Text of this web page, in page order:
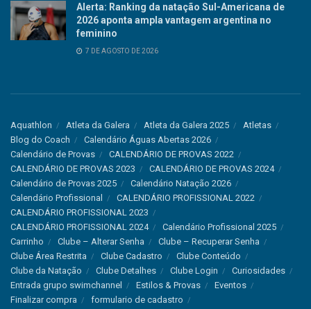
Alerta: Ranking da natação Sul-Americana de
2026 aponta ampla vantagem argentina no
feminino
7 DE AGOSTO DE 2026
Aquathlon Atleta da Galera Atleta da Galera 2025
Atletas
Blog do Coach
Calendário Águas Abertas 2026
Calendário de Provas
CALENDÁRIO DE PROVAS 2022
CALENDÁRIO DE PROVAS 2023
CALENDÁRIO DE PROVAS 2024
Calendário de Provas 2025
Calendário Natação 2026
Calendário Profissional
CALENDÁRIO PROFISSIONAL 2022
CALENDÁRIO PROFISSIONAL 2023
CALENDÁRIO PROFISSIONAL 2024
Calendário Profissional 2025
Carrinho
Clube – Alterar Senha
Clube – Recuperar Senha
Clube Área Restrita
Clube Cadastro
Clube Conteúdo
Clube da Natação
Clube Detalhes Clube Login
Curiosidades
Entrada grupo swimchannel
Estilos & Provas
Eventos
Finalizar compra
formulario de cadastro